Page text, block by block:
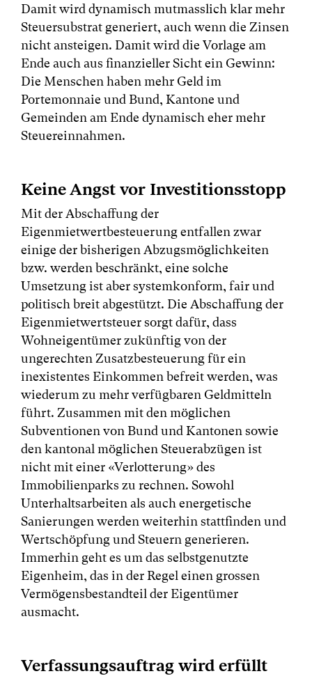
Damit wird dynamisch mutmasslich klar mehr
Steuersubstrat generiert, auch wenn die Zinsen
nicht ansteigen. Damit wird die Vorlage am
Ende auch aus finanzieller Sicht ein Gewinn:
Die Menschen haben mehr Geld im
Portemonnaie und Bund, Kantone und
Gemeinden am Ende dynamisch eher mehr
Steuereinnahmen.
Keine Angst vor Investitionsstopp
Mit der Abschaffung der
Eigenmietwertbesteuerung entfallen zwar
einige der bisherigen Abzugsmöglichkeiten
bzw. werden beschränkt, eine solche
Umsetzung ist aber systemkonform, fair und
politisch breit abgestützt. Die Abschaffung der
Eigenmietwertsteuer sorgt dafür, dass
Wohneigentümer zukünftig von der
ungerechten Zusatzbesteuerung für ein
inexistentes Einkommen befreit werden, was
wiederum zu mehr verfügbaren Geldmitteln
führt. Zusammen mit den möglichen
Subventionen von Bund und Kantonen sowie
den kantonal möglichen Steuerabzügen ist
nicht mit einer «Verlotterung» des
Immobilienparks zu rechnen. Sowohl
Unterhaltsarbeiten als auch energetische
Sanierungen werden weiterhin stattfinden und
Wertschöpfung und Steuern generieren.
Immerhin geht es um das selbstgenutzte
Eigenheim, das in der Regel einen grossen
Vermögensbestandteil der Eigentümer
ausmacht.
Verfassungsauftrag wird erfüllt